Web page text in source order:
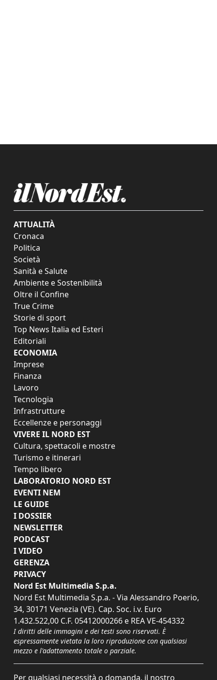
ATTUALITÀ
Cronaca
Politica
Società
Sanità e Salute
Ambiente e Sostenibilità
Oltre il Confine
True Crime
Storie di sport
Top News Italia ed Esteri
Editoriali
ECONOMIA
Imprese
Finanza
Lavoro
Tecnologia
Infrastrutture
Eccellenze e personaggi
VIVERE IL NORD EST
Cultura, spettacoli e mostre
Turismo e itinerari
Tempo libero
LABORATORIO NORD EST
EVENTI NEM
LE GUIDE
I DOSSIER
NEWSLETTER
PODCAST
I VIDEO
GERENZA
PRIVACY
Nord Est Multimedia S.p.a.
Nord Est Multimedia S.p.a. - Via Alessandro Poerio,
34, 30171 Venezia (VE). Cap. Soc. i.v. Euro
1.432.522,00 C.F. 05412000266 e REA VE-454332
I diritti delle immagini e dei testi sono riservati. È
espressamente vietata la loro riproduzione con qualsiasi
mezzo e l'adattamento totale o parziale.
Per qualsiasi necessità o domanda, il nostro